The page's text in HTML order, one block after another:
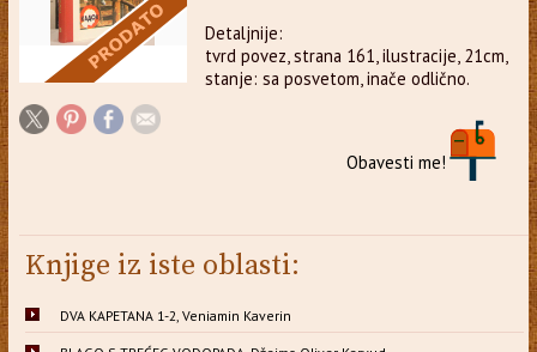
Detaljnije:
tvrd povez, strana 161, ilustracije, 21cm,
stanje: sa posvetom, inače odlično.
Obavesti me!
Knjige iz iste oblasti:
DVA KAPETANA 1-2, Veniamin Kaverin